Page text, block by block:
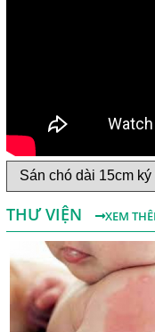
THƯ VIỆN XEM
Một Số Điều Cần
Người
Chẩn Đoán Và Điều
Những Điều Cần
Chẩn Đoán Và Điều